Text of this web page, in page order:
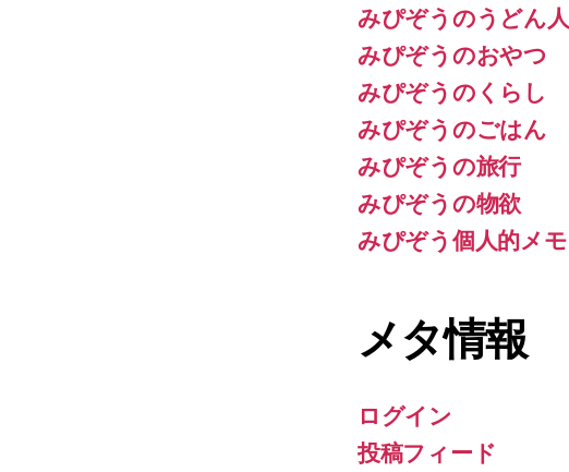
みぴぞうのうどん
みぴぞうのおやつ
みぴぞうのくらし
みぴぞうのごはん
みぴぞうの旅行
みぴぞうの物欲
みぴぞう個人的メモ
メタ情報
ログイン
投稿フィード